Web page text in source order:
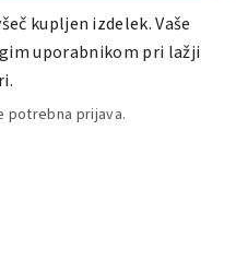
kupljen izdelek. Vaše
uporabnikom pri lažji
potrebna prijava.